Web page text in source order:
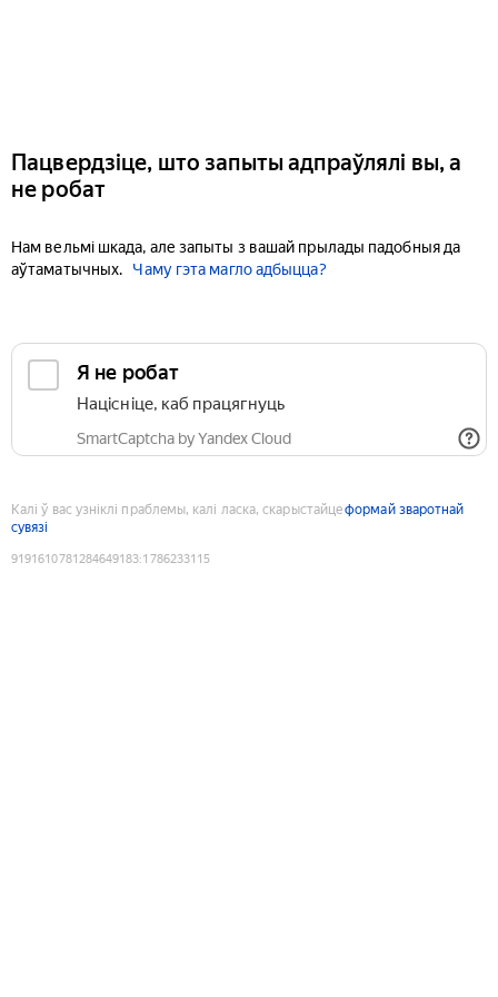
Пацвердзіце, што запыты адпраўлялі вы, а
не робат
Нам вельмі шкада, але запыты з вашай прылады падобныя да
аўтаматычных.
Чаму гэта магло адбыцца?
Я не робат
Націсніце, каб працягнуць
SmartCaptcha by Yandex Cloud
Калі ў вас узніклі праблемы, калі ласка, скарыстайцеформай зваротнай
сувязі
9191610781284649183:1786233115